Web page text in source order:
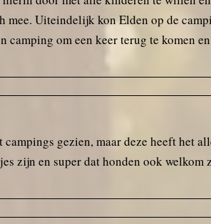
mee. Uiteindelijk kon Elden op de
om een keer terug te komen
gezien, maar deze heeft het
zijn en super dat honden ook